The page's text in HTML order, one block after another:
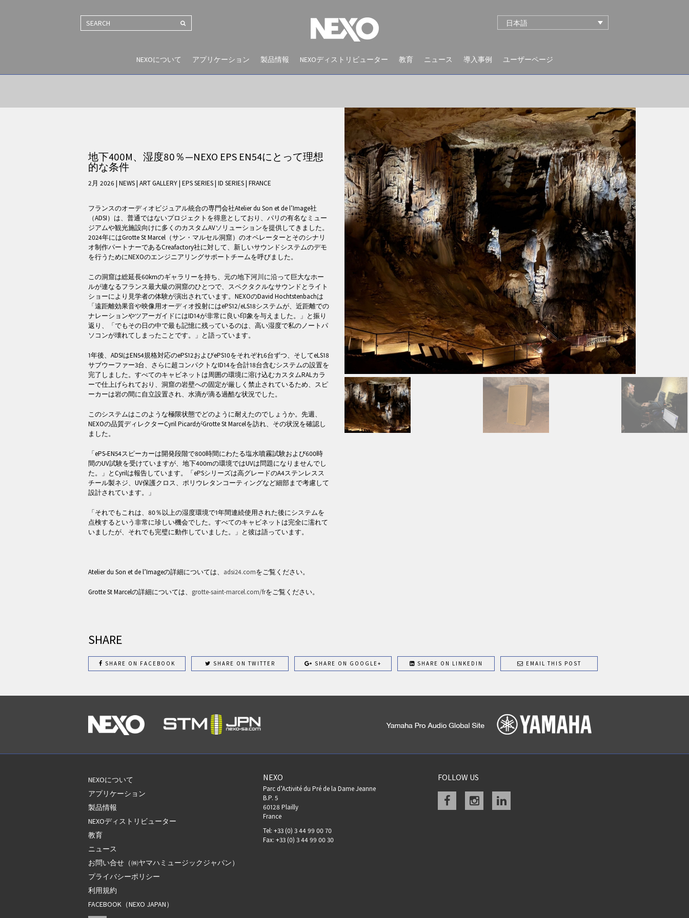
SEARCH 日本語
NEXOについて アプリケーション 製品情報 NEXOディストリビューター 教育 ニュース 導入事例 ユーザーページ
NEWS AND EVENTS
地下400M、湿度80％—NEXO EPS EN54にとって理想
的な条件
2月 2026 | NEWS| ART GALLERY| EPS SERIES| ID SERIES| FRANCE
フランスのオーディオビジュアル統合の専門会社Atelier du Son et de l’Image社
（ADSI）は、普通ではないプロジェクトを得意としており、パリの有名なミュー
ジアムや観光施設向けに多くのカスタムAVソリューションを提供してきました。
2024年にはGrotte St Marcel（サン・マルセル洞窟）のオペレーターとそのシナリ
オ制作パートナーであるCreafactory社に対して、新しいサウンドシステムのデモ
を行うためにNEXOのエンジニアリングサポートチームを呼びました。
この洞窟は総延長60kmのギャラリーを持ち、元の地下河川に沿って巨大なホー
ルが連なるフランス最大級の洞窟のひとつで、スペクタクルなサウンドとライト
ショーにより見学者の体験が演出されています。NEXOのDavid Hochtstenbachは
「遠距離効果音や映像用オーディオ投射にはePS12/eLS18システムが、近距離での
ナレーションやツアーガイドにはID14が非常に良い印象を与えました。」と振り
返り、「でもその日の中で最も記憶に残っているのは、高い湿度で私のノートパ
ソコンが壊れてしまったことです。」と語っています。
1年後、ADSIはEN54規格対応のePS12およびePS10をそれぞれ6台ずつ、そしてeLS18
サブウーファー3台、さらに超コンパクトなID14を合計18台含むシステムの設置を
完了しました。すべてのキャビネットは周囲の環境に溶け込むカスタムRALカラ
ーで仕上げられており、洞窟の岩壁への固定が厳しく禁止されているため、スピ
ーカーは岩の間に自立設置され、水滴が滴る過酷な状況でした。
このシステムはこのような極限状態でどのように耐えたのでしょうか。先週、
NEXOの品質ディレクターCyril PicardがGrotte St Marcelを訪れ、その状況を確認し
ました。
「ePS‑EN54スピーカーは開発段階で800時間にわたる塩水噴霧試験および600時
間のUV試験を受けていますが、地下400mの環境ではUVは問題になりませんでし
た。」とCyrilは報告しています。「ePSシリーズは高グレードのA4ステンレスス
チール製ネジ、UV保護クロス、ポリウレタンコーティングなど細部まで考慮して
設計されています。」
「それでもこれは、80％以上の湿度環境で1年間連続使用された後にシステムを
点検するという非常に珍しい機会でした。すべてのキャビネットは完全に濡れて
いましたが、それでも完璧に動作していました。」と彼は語っています。
Atelier du Son et de l’Imageの詳細については、 adsi24.comをご覧ください。
Grotte St Marcelの詳細については、 grotte-saint-marcel.com/frをご覧ください。
SHARE
SHARE ON FACEBOOK SHARE ON TWITTER SHARE ON GOOGLE+ SHARE ON LINKEDIN EMAIL THIS POST
NEXOについて
アプリケーション
製品情報
NEXOディストリビューター
教育
ニュース
お問い合せ（㈱ヤマハミュージックジャパン）
プライバシーポリシー
利用規約
FACEBOOK（NEXO JAPAN）
NEXO
Parc d’Activité du Pré de la Dame Jeanne
B.P. 5
60128 Plailly
France
Tel: +33 (0) 3 44 99 00 70
Fax: +33 (0) 3 44 99 00 30
FOLLOW US
Facebookinstagramlinkedin